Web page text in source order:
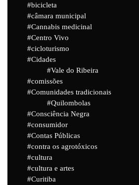
bicicleta
câmara municipal
Cannabis medicinal
Centro Vivo
cicloturismo
Cidades
Vale do Ribeira
comissões
Comunidades tradicionais
Quilombolas
Consciência Negra
consumidor
Contas Públicas
contra os agrotóxicos
cultura
cultura e artes
Curitiba